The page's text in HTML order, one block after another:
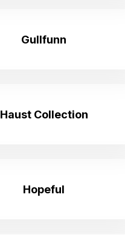
Gullfunn
Haust Collection
Hopeful